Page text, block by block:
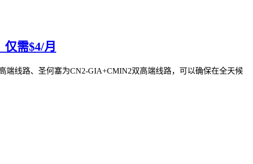
需$4/月
端线路、圣何塞为CN2-GIA+CMIN2双高端线路，可以确保在全天候